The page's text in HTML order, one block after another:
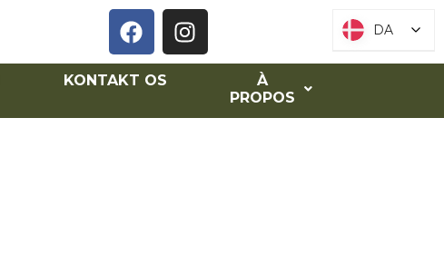
KONTAKT OS
À
PROPOS
DA
DA